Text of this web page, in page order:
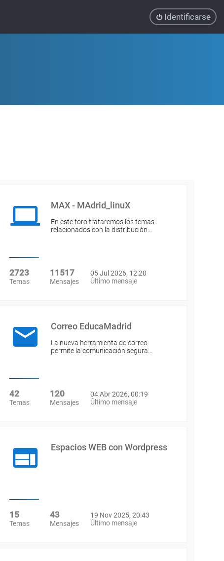
Identificarse
MAX - MAdrid_linuX
En este foro trataremos los temas
relacionados con la distribución…
2723
Temas
11517
Mensajes
05 Jul 2026, 12:20
Último mensaje
Correo EducaMadrid
La nueva herramienta de correo
permite la comunicación segura…
42
Temas
120
Mensajes
04 Abr 2026, 00:19
Último mensaje
Espacios WEB con Wordpress
15
Temas
43
Mensajes
19 Nov 2025, 20:43
Último mensaje